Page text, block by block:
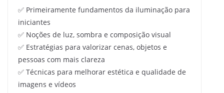
✅ Primeiramente fundamentos da iluminação para
iniciantes
✅ Noções de luz, sombra e composição visual
✅ Estratégias para valorizar cenas, objetos e
pessoas com mais clareza
✅ Técnicas para melhorar estética e qualidade de
imagens e vídeos